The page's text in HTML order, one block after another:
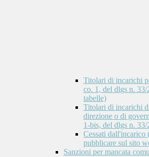
Titolari di incarichi
co. 1, del dlgs n.
tabelle)
Titolari di incarichi
direzione o di
1-bis, del dlgs n. 33/
Cessati dall'incarico
pubblicare sul sito
Sanzioni per mancata